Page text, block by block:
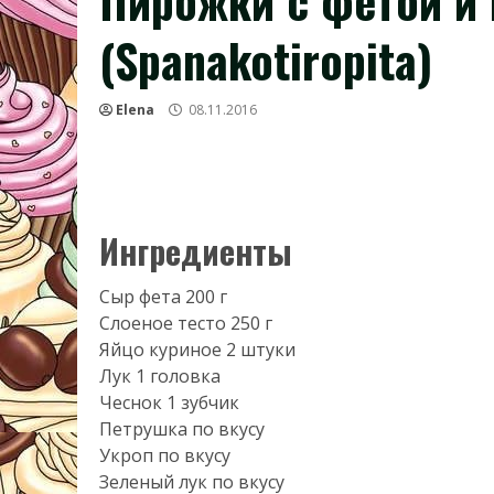
(Spanakotiropita)
Elena 08.11.2016
Ингредиенты
Сыр фета 200 г
Слоеное тесто 250 г
Яйцо куриное 2 штуки
Лук 1 головка
Чеснок 1 зубчик
Петрушка по вкусу
Укроп по вкусу
Зеленый лук по вкусу